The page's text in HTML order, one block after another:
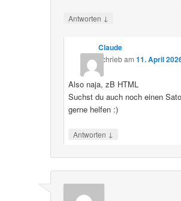
Antworten ↓
Claude
schriebam 11. April
Also naja, zB HTML
Suchst du auch noch einen
gerne helfen :)
Antworten ↓